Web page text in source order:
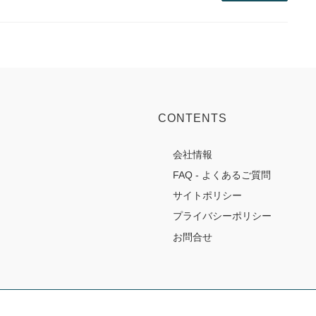
CONTENTS
会社情報
FAQ - よくあるご質問
サイトポリシー
プライバシーポリシー
お問合せ